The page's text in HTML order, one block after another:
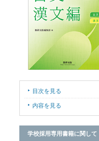
目次を見る
内容を見る
学校採用専用書籍に関して